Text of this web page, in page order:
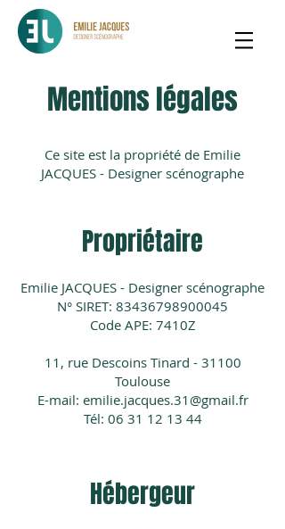
Mentions légales
Ce site est la propriété de Emilie
JACQUES - Designer scénographe
Propriétaire
Emilie JACQUES - Designer scénographe
N° SIRET: 83436798900045
Code APE: 7410Z
11, rue Descoins Tinard - 31100
Toulouse
E-mail: emilie.jacques.31@gmail.fr
Tél: 06 31 12 13 44
Hébergeur